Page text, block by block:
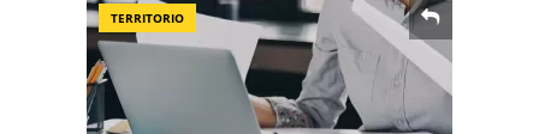
TERRITORIO